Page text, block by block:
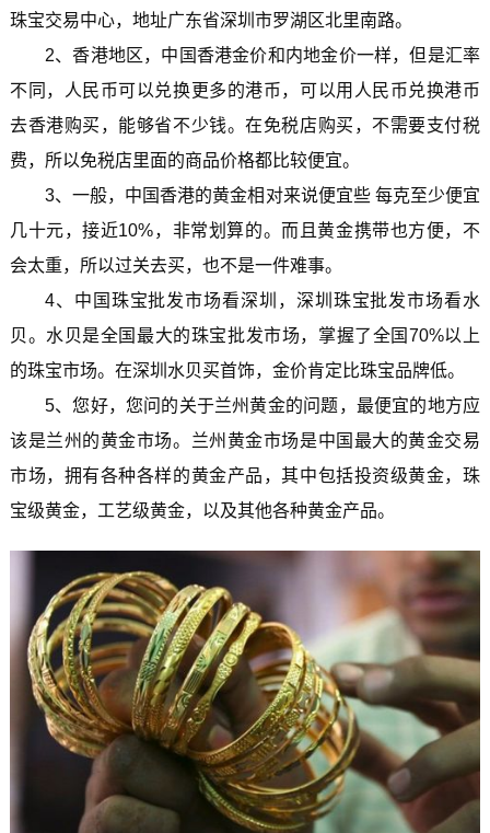
珠宝交易中心，地址广东省深圳市罗湖区北里南路。
2、香港地区，中国香港金价和内地金价一样，但是汇率
不同，人民币可以兑换更多的港币，可以用人民币兑换港币
去香港购买，能够省不少钱。在免税店购买，不需要支付税
费，所以免税店里面的商品价格都比较便宜。
3、一般，中国香港的黄金相对来说便宜些 每克至少便宜
几十元，接近10%，非常划算的。而且黄金携带也方便，不
会太重，所以过关去买，也不是一件难事。
4、中国珠宝批发市场看深圳，深圳珠宝批发市场看水
贝。水贝是全国最大的珠宝批发市场，掌握了全国70%以上
的珠宝市场。在深圳水贝买首饰，金价肯定比珠宝品牌低。
5、您好，您问的关于兰州黄金的问题，最便宜的地方应
该是兰州的黄金市场。兰州黄金市场是中国最大的黄金交易
市场，拥有各种各样的黄金产品，其中包括投资级黄金，珠
宝级黄金，工艺级黄金，以及其他各种黄金产品。